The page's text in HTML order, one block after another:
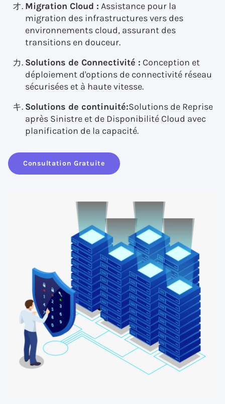
Migration Cloud : Assistance pour la
migration des infrastructures vers des
environnements cloud, assurant des
transitions en douceur.
Solutions de Connectivité : Conception et
déploiement d'options de connectivité réseau
sécurisées et à haute vitesse.
Solutions de continuité:Solutions de Reprise
après Sinistre et de Disponibilité Cloud avec
planification de la capacité.
Consultation Gratuite